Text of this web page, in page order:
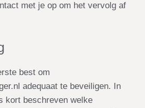
met je op om het vervolg af
best om
adequaat te beveiligen. In
kort beschreven welke